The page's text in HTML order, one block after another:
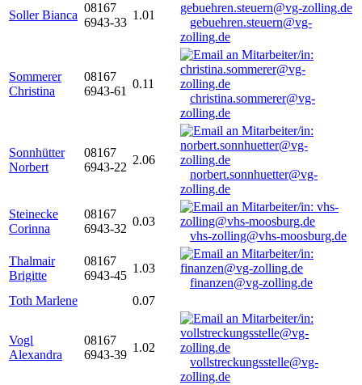
Soller Bianca
08167
6943-33
1.01
gebuehren.steuern@vg-
zolling.de
Sommerer
Christina
08167
6943-61
0.11
christina.sommerer@vg-
zolling.de
Sonnhütter
Norbert
08167
6943-22
2.06
norbert.sonnhuetter@vg-
zolling.de
Steinecke
Corinna
08167
6943-32
0.03
vhs-zolling@vhs-moosburg.de
Thalmair
Brigitte
08167
6943-45
1.03
finanzen@vg-zolling.de
Toth Marlene
0.07
Vogl
Alexandra
08167
6943-39
1.02
vollstreckungsstelle@vg-
zolling.de